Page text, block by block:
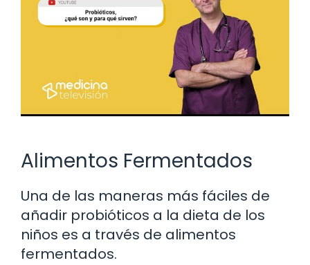
Alimentos Fermentados
Una de las maneras más fáciles de
añadir probióticos a la dieta de los
niños es a través de alimentos
fermentados.